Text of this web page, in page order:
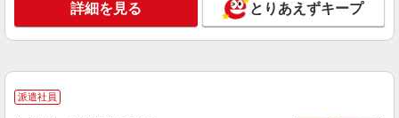
時給1500円〜2125円 ＜日払い有/週払い有/交
通費全支給(ガソリン代含む)＞
詳細を見る とりあえずキープ
派遣社員